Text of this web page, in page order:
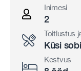
Inimesi
2
Toitlustus
Küsi
Kestvus